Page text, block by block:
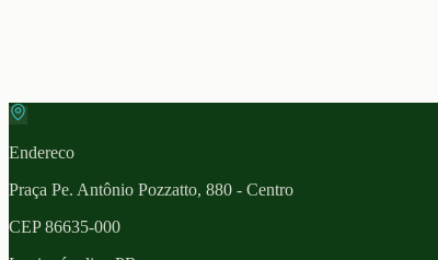
Endereco
Praça Pe. Antônio Pozzatto, 880 - Centro
CEP86635-000